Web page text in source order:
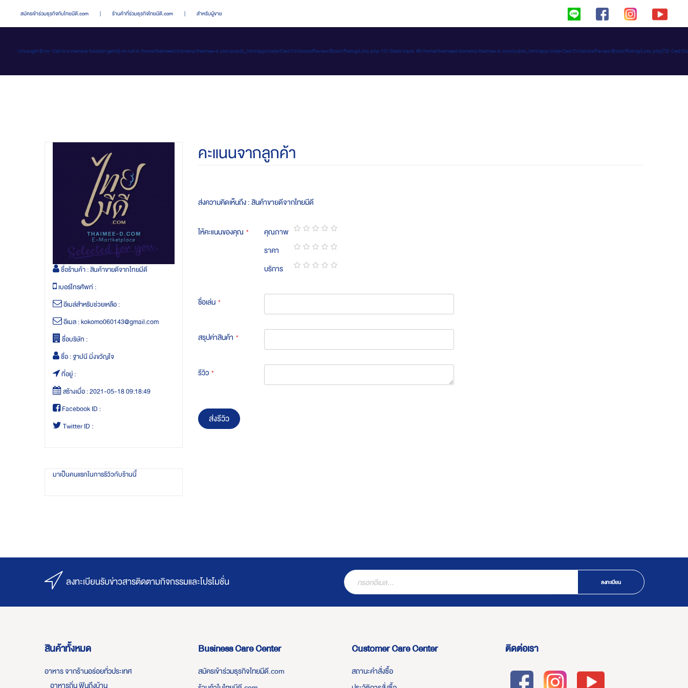
สมัครเข้าร่วมธุรกิจกับไทยมีดี.com | ร้านค้าที่ร่วมธุรกิจไทยมีดี.com | สำหรับผู้ขาย
: Uncaught Error: Call to a member function getId() on null in /home/thaimeed/domains/thaimee-d.com/public_html/app/code/Ced/CsVendorReview/Block/Rating/Lists.php:121 Stack trace: #0 /home/thaimeed/domains/thaimee-d.com/public_html/app/code/Ced/CsVendorReview/Block/Rating/Lists.php(72):
ชื่อร้านค้า :สินค้าขายดีจากไทยมีดี
เบอร์โทรศัพท์ :
อีเมล์สำหรับช่วยเหลือ :
อีเมล :kokomo060143@gmail.com
ชื่อบริษัท :
ชื่อ :ฐาปนี มิ่งขวัญใจ
ที่อยู่ :
สร้างเมื่อ :2021-05-18 09:18:49
Facebook ID :
Twitter ID :
มาเป็นคนแรกในการรีวิวกับร้านนี้
คะแนนจากลูกค้า
ส่งความคิดเห็นถึง : สินค้าขายดีจากไทยมีดี
ให้คะแนนของคุณ คุณภาพ
1
star
2
stars
3
stars
4
stars
5
stars
ราคา
1
star
2
stars
3
stars
4
stars
5
stars
บริการ
ชื่อเล่น
สรุปค่าสินค้า
รีวิว
ส่งรีวิว
ลงทะเบียนรับข่าวสารติดตามกิจกรรมและโปรโมชั่น ลงทะเบียน
สินค้าทั้งหมด
อาหาร จากร้านอร่อยทั่วประเทศ
อาหารถิ่น ฟินถึงบ้าน
Business Care Center
สมัครเข้าร่วมธุรกิจไทยมีดี.com
Customer Care Center
สถานะคำสั่งซื้อ
ติดต่อเรา